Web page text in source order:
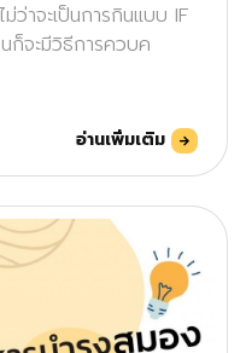
ว่าจะเป็นการกินแบบ IF
ก็จะมีวิธีการควบค
อ่านเพิ่มเติม